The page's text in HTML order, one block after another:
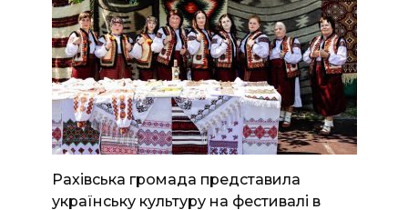
Рахівська громада представила
українську культуру на фестивалі в